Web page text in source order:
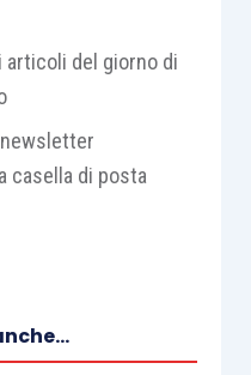
del giorno di
casella di posta